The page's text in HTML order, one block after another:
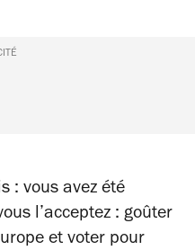
: vous avez été
l’acceptez : goûter
et voter pour